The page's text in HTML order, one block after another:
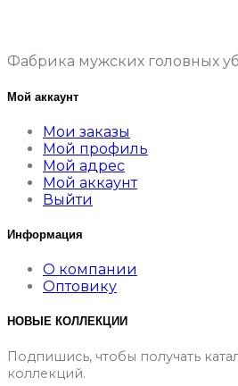
Фабрика мужских головных
Мой аккаунт
Мои заказы
Мой профиль
Мой адрес
Мой аккаунт
Выйти
Информация
О компании
Оптовику
НОВЫЕ КОЛЛЕКЦИИ
Подпишись, чтобы получать
коллекций.